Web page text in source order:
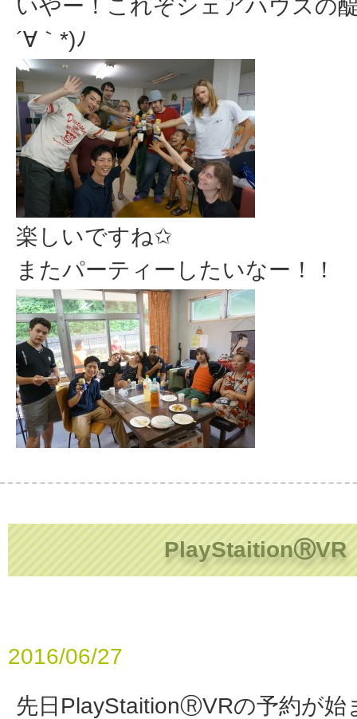
いやー！これぞシェアハウスの
´∀｀*)ﾉ
楽しいですね✩
またパーティーしたいなー！！
PlayStaitionⓇVR
2016/06/27
先日PlayStaitionⓇVRの予約が始